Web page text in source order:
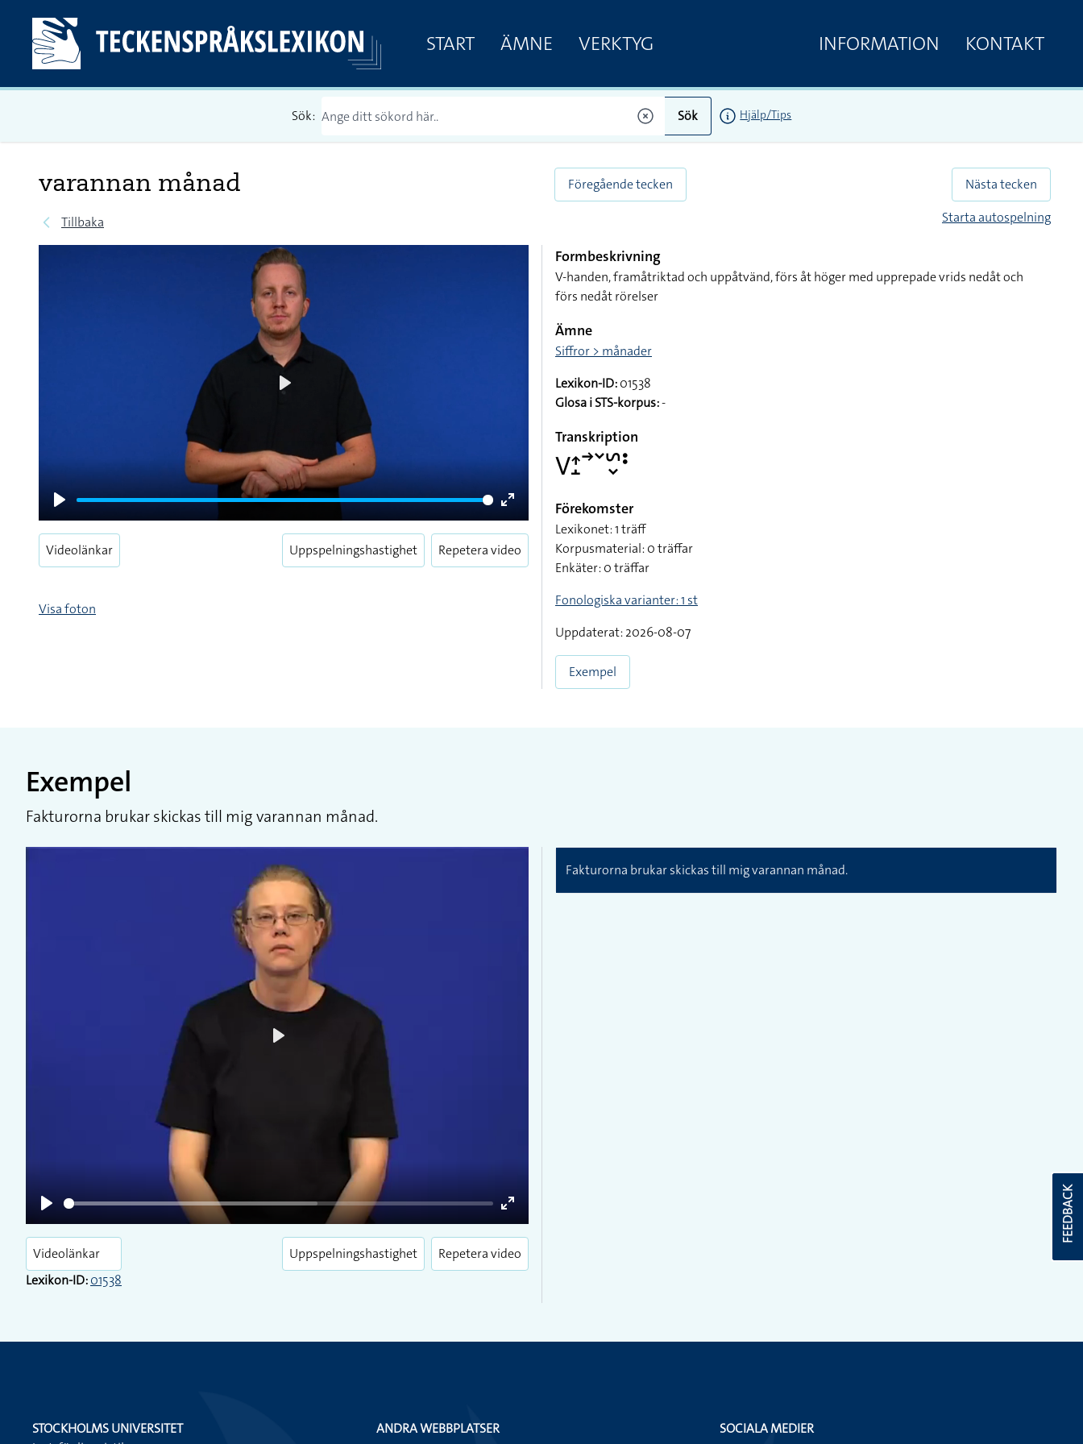
START ÄMNE VERKTYG INFORMATION KONTAKT
Sök: Sök Hjälp/Tips
varannan månad
Tillbaka
Föregående tecken
Nästa tecken
Starta autospelning
Play
Enter
fullscreen
Videolänkar Uppspelningshastighet Repetera video
Visa foton
Formbeskrivning
V-handen, framåtriktad och uppåtvänd, förs åt höger med upprepade vrids nedåt och
förs nedåt rörelser
Ämne
Siffror > månader
Lexikon-ID:01538
Glosa i STS-korpus:-
Transkription
􌤭􌤴􌤸􌥣􌥧􌥲􌦀􌥻
Förekomster
Lexikonet: 1 träff
Korpusmaterial: 0 träffar
Enkäter: 0 träffar
Fonologiska varianter: 1 st
Uppdaterat: 2026-08-07
Exempel
Exempel
Fakturorna brukar skickas till mig varannan månad.
Play
Enter
fullscreen
Videolänkar
Lexikon-ID:01538
Uppspelningshastighet Repetera video
Fakturorna brukar skickas till mig varannan månad.
FEEDBACK
STOCKHOLMS UNIVERSITET
ANDRA WEBBPLATSER SOCIALA MEDIER